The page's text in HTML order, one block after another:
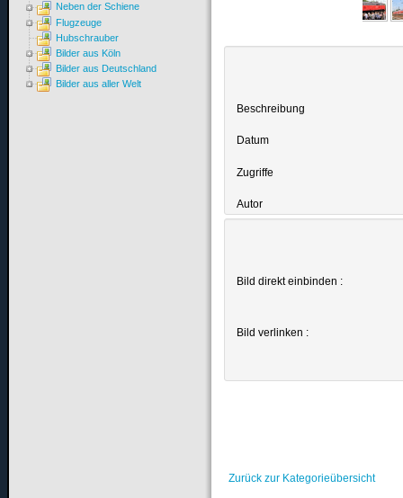
Beschreibung
Datum
Zugriffe
Autor
Bild direkt einbinden :
Bild verlinken :
Zurück zur Kategorieübersicht
Neben der Schiene
Flugzeuge
Hubschrauber
Bilder aus Köln
Bilder aus Deutschland
Bilder aus aller Welt